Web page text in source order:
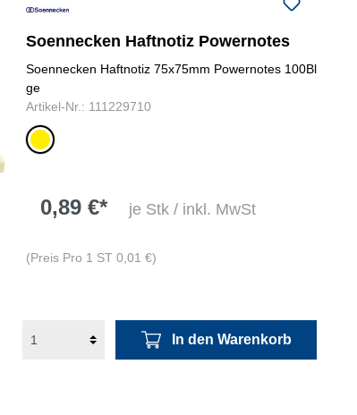
folgenden Nummer bei uns:
0731 977197-0
Soennecken Haftnotiz Powernotes
Soennecken Haftnotiz 75x75mm Powernotes 100Bl
ge
Artikel-Nr.: 111229710
gelb
0,89 €* je Stk / inkl. MwSt
(Preis Pro 1 ST 0,01 €)
In den Warenkorb